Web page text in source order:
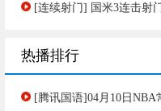
[连续射门] 国米3连击射门！卢卡库头球中
热播排行
[腾讯国语]04月10日NBA常规赛最后